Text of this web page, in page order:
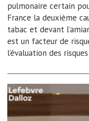
pulmonaire certain
France la deuxième
tabac et devant
est un facteur de
l’évaluation des